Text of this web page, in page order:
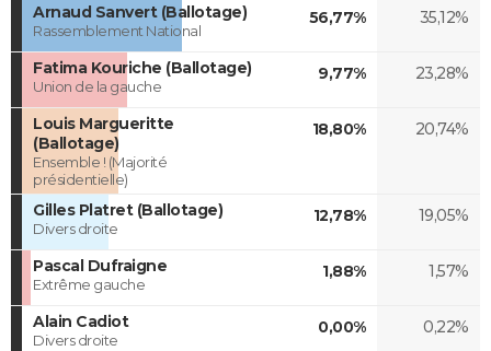
Arnaud Sanvert (Ballotage)
Rassemblement National
56,77% 35,12%
Fatima Kouriche (Ballotage)
Union de la gauche
9,77% 23,28%
Louis Margueritte
(Ballotage)
Ensemble ! (Majorité
présidentielle)
18,80% 20,74%
Gilles Platret (Ballotage)
Divers droite
12,78% 19,05%
Pascal Dufraigne
Extrême gauche
1,88% 1,57%
Alain Cadiot
Divers droite
0,00% 0,22%